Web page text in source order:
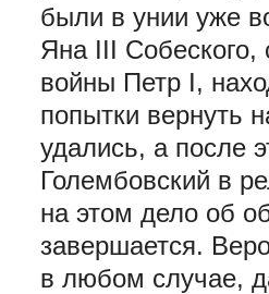
были в унии уже
Яна III Собеского,
войны Петр I,
попытки вернуть
удались, а после
Голембовский в
на этом дело об
завершается.
в любом случае,